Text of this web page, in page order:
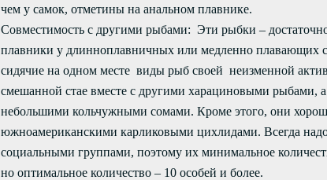
чем у самок, отметины на анальном плавнике.
Совместимость с другими рыбами: Эти рыбки –
плавники у длинноплавничных или медленно плавающих
сидячие на одном месте виды рыб своей неизменной
смешанной стае вместе с другими харациновыми рыбами,
небольшими кольчужными сомами. Кроме этого, они
южноамериканскими карликовыми цихлидами. Всегда
социальными группами, поэтому их минимальное
но оптимальное количество – 10 особей и более.